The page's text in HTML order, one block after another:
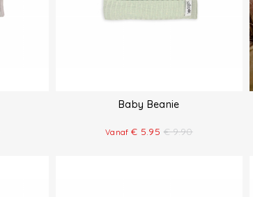
Baby Beanie
Vanaf€ 5.95 € 9.90